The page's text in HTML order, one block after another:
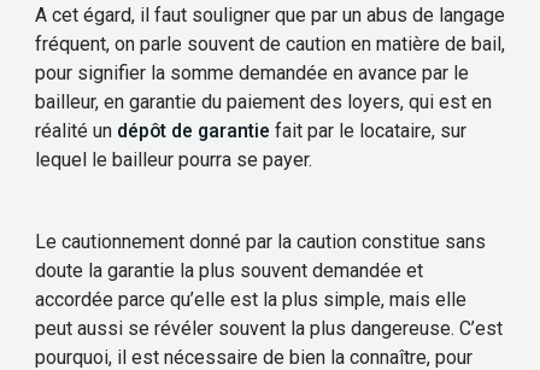
A cet égard, il faut souligner que par un abus de langage
fréquent, on parle souvent de caution en matière de bail,
pour signifier la somme demandée en avance par le
bailleur, en garantie du paiement des loyers, qui est en
réalité un dépôt de garantie fait par le locataire, sur
lequel le bailleur pourra se payer.
Le cautionnement donné par la caution constitue sans
doute la garantie la plus souvent demandée et
accordée parce qu’elle est la plus simple, mais elle
peut aussi se révéler souvent la plus dangereuse. C’est
pourquoi, il est nécessaire de bien la connaître, pour